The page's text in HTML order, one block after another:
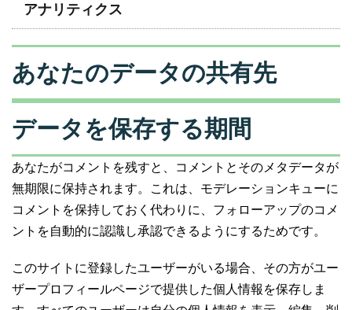
アナリティクス
あなたのデータの共有先
データを保存する期間
あなたがコメントを残すと、コメントとそのメタデータが
無期限に保持されます。これは、モデレーションキューに
コメントを保持しておく代わりに、フォローアップのコメ
ントを自動的に認識し承認できるようにするためです。
このサイトに登録したユーザーがいる場合、その方がユー
ザープロフィールページで提供した個人情報を保存しま